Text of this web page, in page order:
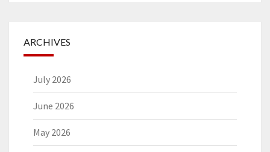
ARCHIVES
July 2026
June 2026
May 2026